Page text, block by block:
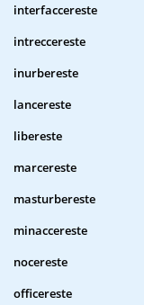
interfaccereste
intreccereste
inurbereste
lancereste
libereste
marcereste
masturbereste
minaccereste
nocereste
officereste